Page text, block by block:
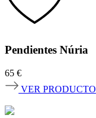
Pendientes Núria
65 €
VER PRODUCTO